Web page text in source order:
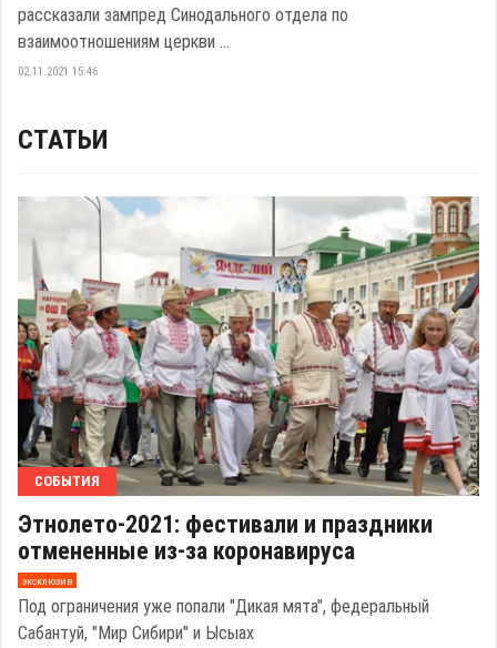
рассказали зампред Синодального отдела по
взаимоотношениям церкви ...
02.11.2021 15:46
СТАТЬИ
СОБЫТИЯ
Этнолето-2021: фестивали и праздники
отмененные из-за коронавируса
эксклюзив
Под ограничения уже попали "Дикая мята", федеральный
Сабантуй, "Мир Сибири" и Ысыах